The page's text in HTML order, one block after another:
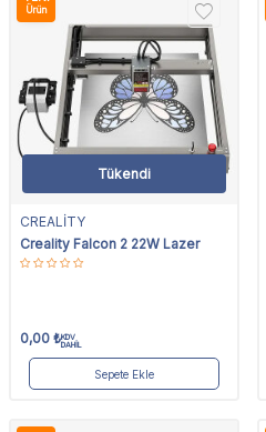
Ürün
Tükendi
CREALİTY
Creality Falcon 2 22W Lazer
0,00 ₺KDV
DAHİL
Sepete Ekle